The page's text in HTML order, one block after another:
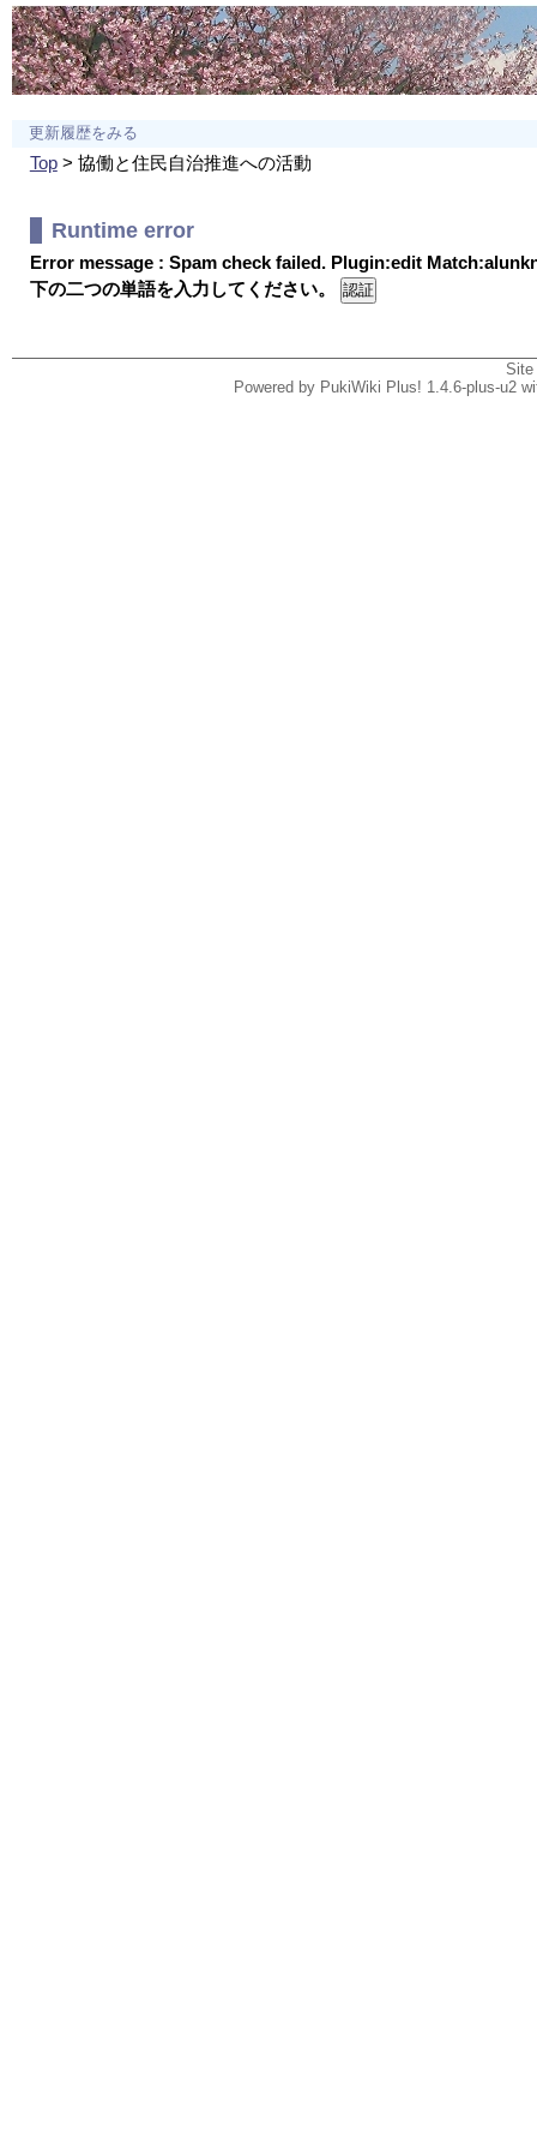
更新履歴をみる
Top> 協働と住民自治推進への活動
Runtime error
Error message : Spam check failed. Plugin:edit
下の二つの単語を入力してください。
Powered by PukiWiki Plus! 1.4.6-plus-u2